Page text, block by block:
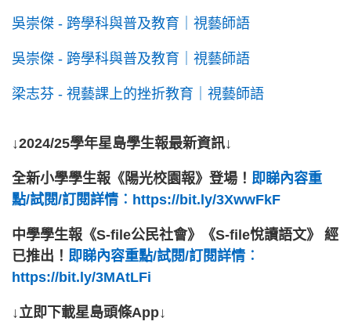
吳崇傑 - 跨學科與普及教育｜視藝師語
吳崇傑 - 跨學科與普及教育｜視藝師語
梁志芬 - 視藝課上的挫折教育｜視藝師語
↓2024/25學年星島學生報最新資訊↓
全新小學學生報《陽光校園報》登場！ 即睇內容重
點/試閱/訂閱詳情︰https://bit.ly/3XwwFkF
中學學生報《S-file公民社會》《S-file悅讀語文》 經
已推出！ 即睇內容重點/試閱/訂閱詳情︰
https://bit.ly/3MAtLFi
↓立即下載星島頭條App↓